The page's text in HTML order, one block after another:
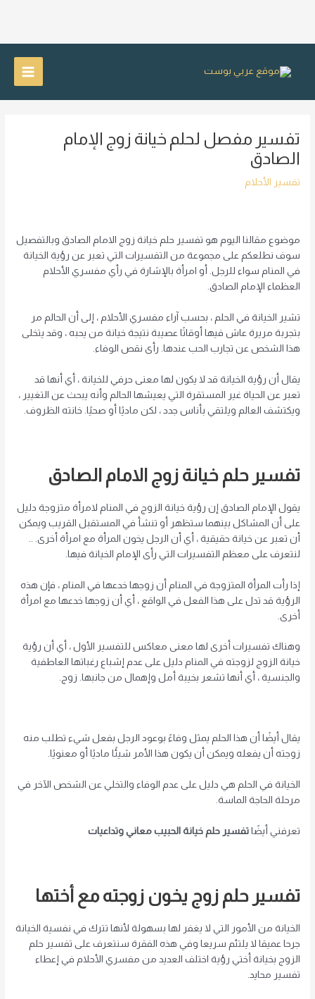
Main
تفسير مفصل لحلم خيانة زوج الإمام
الصادق
تفسير الأحلام
موضوع مقالنا اليوم هو تفسير حلم خيانة زوج الامام الصادق وبالتفصيل
سوف نطلعكم على مجموعة من التفسيرات التي تعبر عن رؤية الخيانة
في المنام سواء للرجل. أو امرأة بالإشارة في رأي مفسري الأحلام
العظماء الإمام الصادق.
تشير الخيانة في الحلم ، بحسب آراء مفسري الأحلام ، إلى أن الحالم مر
بتجربة مريرة عاش فيها أوقاتًا عصيبة نتيجة خيانة من يحبه ، وقد يتخلى
هذا الشخص عن تجارب الحب عندها. رأى نقص الوفاء.
يقال أن رؤية الخيانة قد لا يكون لها معنى حرفي للخيانة ، أي أنها قد
تعبر عن الحياة غير المستقرة التي يعيشها الحالم وأنه يبحث عن التغيير ،
ويكتشف العالم ويلتقي بأناس جدد ، لكن ماديًا أو صحيًا. خانته الظروف.
تفسير حلم خيانة زوج الامام الصادق
يقول الإمام الصادق إن رؤية خيانة الزوج في المنام لامرأة متزوجة دليل
على أن المشاكل بينهما ستظهر أو تنشأ في المستقبل القريب ويمكن
أن تعبر عن خيانة حقيقية ، أي أن الرجل يخون المرأة مع امرأة أخرى. ..
لنتعرف على معظم التفسيرات التي رأى الإمام الخيانة فيها.
إذا رأت المرأة المتزوجة في المنام أن زوجها خدعها في المنام ، فإن هذه
الرؤية قد تدل على هذا الفعل في الواقع ، أي أن زوجها خدعها مع امرأة
أخرى.
وهناك تفسيرات أخرى لها معنى معاكس للتفسير الأول ، أي أن رؤية
خيانة الزوج لزوجته في المنام دليل على عدم إشباع رغباتها العاطفية
والجنسية ، أي أنها تشعر بخيبة أمل وإهمال من جانبها. زوج.
يقال أيضًا أن هذا الحلم يمثل وفاءً بوعود الرجل بفعل شيء تطلب منه
زوجته أن يفعله ويمكن أن يكون هذا الأمر شيئًا ماديًا أو معنويًا.
الخيانة في الحلم هي دليل على عدم الوفاء والتخلي عن الشخص الآخر في
مرحلة الحاجة الماسة.
تعرفني أيضًاتفسير حلم خيانة الحبيب معاني وتداعيات
تفسير حلم زوج يخون زوجته مع أختها
الخيانة من الأمور التي لا يغفر لها بسهولة لأنها تترك في نفسية الخيانة
جرحا عميقا لا يلتئم سريعا وفي هذه الفقرة سنتعرف على تفسير حلم
الزوج بخيانة أختي رؤية اختلف العديد من مفسري الأحلام في إعطاء
تفسير محايد.